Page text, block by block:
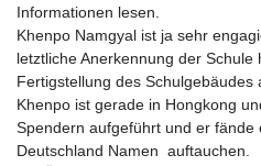
Informationen lesen.
Khenpo Namgyal ist ja sehr
letztliche Anerkennung der Schule
Fertigstellung des Schulgebäudes
Khenpo ist gerade in Hongkong
Spendern aufgeführt und er fände
Deutschland Namen auftauchen.